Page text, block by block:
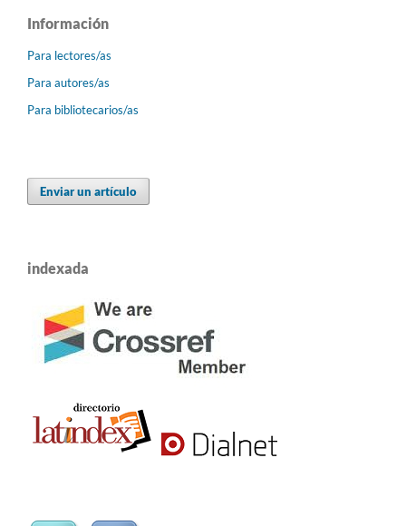
Información
Para lectores/as
Para autores/as
Para bibliotecarios/as
Enviar un artículo
indexada